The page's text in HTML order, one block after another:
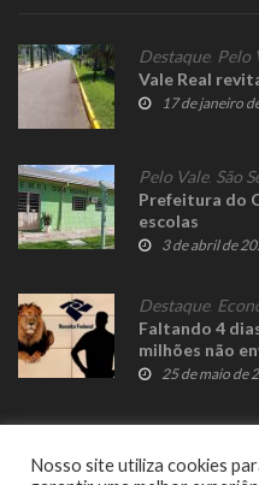
Destaque, Pelo
Vale Real
17 de janeiro
Pelo Vale, São
Prefeitura do
escolas
3 de abril de
Destaque,
Faltando 4
milhões não
de Renda
25 de maio de
Nosso site utiliza cookies